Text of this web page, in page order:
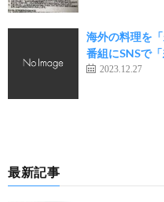
海外の料理を
番組にSNSで
2023.12.27
最新記事